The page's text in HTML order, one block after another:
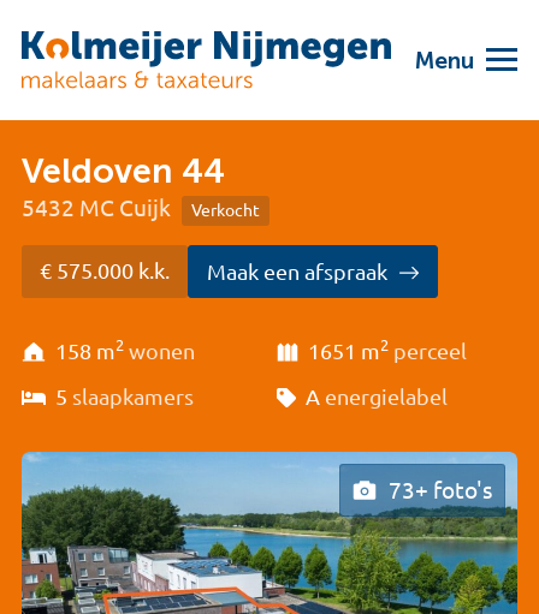
Menu
Veldoven 44
5432 MC Cuijk Verkocht
€ 575.000 k.k. Maak een afspraak
158 m2 wonen 1651 m2 perceel
5 slaapkamers A energielabel
73+ foto's